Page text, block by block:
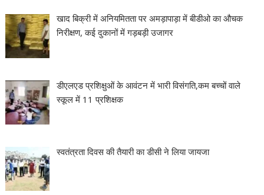
खाद बिक्री में अनियमितता पर अमड़ापाड़ा में बीडीओ का औचक
निरीक्षण, कई दुकानों में गड़बड़ी उजागर
डीएलएड प्रशिक्षुओं के आवंटन में भारी विसंगति,कम बच्चों वाले
स्कूल में 11 प्रशिक्षक
स्वतंत्रता दिवस की तैयारी का डीसी ने लिया जायजा